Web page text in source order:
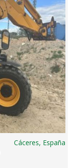
Cáceres, España